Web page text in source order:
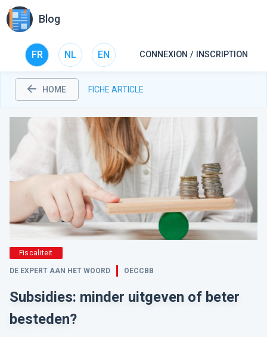
Blog
FR NL EN CONNEXION / INSCRIPTION
HOME FICHE ARTICLE
Fiscaliteit
DE EXPERT AAN HET WOORD OECCBB
Subsidies: minder uitgeven of beter
besteden?